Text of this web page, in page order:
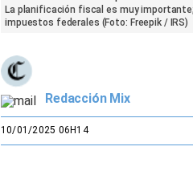
La planificación fiscal es muy
impuestos federales (Foto: Freepik / IRS)
Redacción Mix
10/01/2025 06H14